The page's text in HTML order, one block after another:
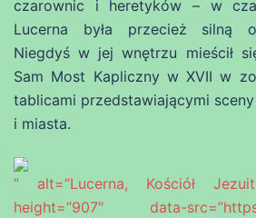
czarownic i heretyków – w
Lucerna była przecież silną
Niegdyś w jej wnętrzu mieścił
Sam Most Kapliczny w XVII w
tablicami przedstawiającymi
i miasta.
” alt=”Lucerna, Kościół
height=”907″ data-